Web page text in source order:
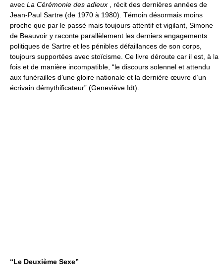
avec La Cérémonie des adieux , récit des dernières années de
Jean-Paul Sartre (de 1970 à 1980). Témoin désormais moins
proche que par le passé mais toujours attentif et vigilant, Simone
de Beauvoir y raconte parallèlement les derniers engagements
politiques de Sartre et les pénibles défaillances de son corps,
toujours supportées avec stoïcisme. Ce livre déroute car il est, à la
fois et de manière incompatible, “le discours solennel et attendu
aux funérailles d’une gloire nationale et la dernière œuvre d’un
écrivain démythificateur” (Geneviève Idt).
“Le Deuxième Sexe”